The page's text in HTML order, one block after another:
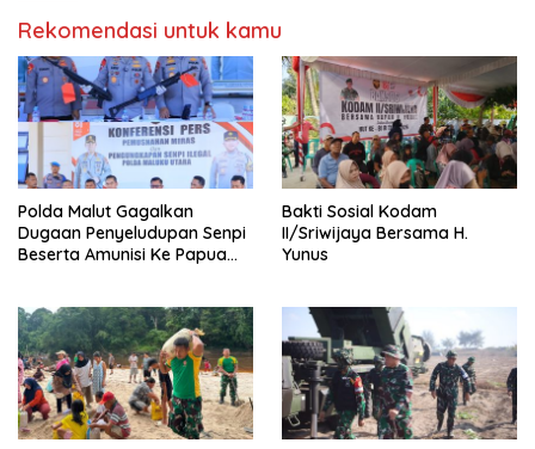
Rekomendasi untuk kamu
Polda Malut Gagalkan
Dugaan Penyeludupan Senpi
Beserta Amunisi Ke Papua
Bakti Sosial Kodam
II/Sriwijaya Bersama H.
Yunus